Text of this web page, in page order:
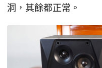
洞，其餘都正常。